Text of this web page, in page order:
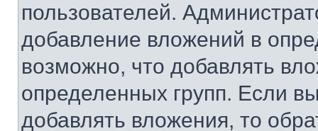
пользователей.
добавление вложений в
возможно, что добавлять
определенных групп. Если
добавлять вложения, то